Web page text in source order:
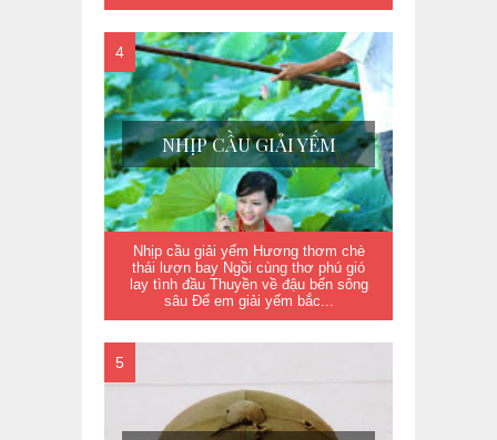
NHỊP CẦU GIẢI YẾM
Nhịp cầu giải yếm Hương thơm chè
thái lượn bay Ngồi cùng thơ phú gió
lay tình đầu Thuyền về đậu bến sông
sâu Để em giải yếm bắc...